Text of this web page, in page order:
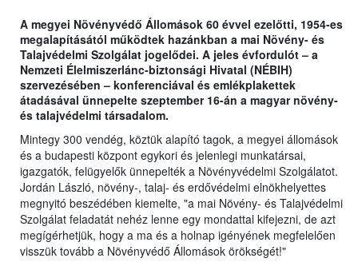
A megyei Növényvédő Állomások 60 évvel ezelőtti, 1954-es
megalapításától működtek hazánkban a mai Növény- és
Talajvédelmi Szolgálat jogelődei. A jeles évfordulót – a
Nemzeti Élelmiszerlánc-biztonsági Hivatal (NÉBIH)
szervezésében – konferenciával és emlékplakettek
átadásával ünnepelte szeptember 16-án a magyar növény-
és talajvédelmi társadalom.
Mintegy 300 vendég, köztük alapító tagok, a megyei állomások
és a budapesti központ egykori és jelenlegi munkatársai,
igazgatók, felügyelők ünnepelték a Növényvédelmi Szolgálatot.
Jordán László, növény-, talaj- és erdővédelmi elnökhelyettes
megnyitó beszédében kiemelte, "a mai Növény- és Talajvédelmi
Szolgálat feladatát nehéz lenne egy mondattal kifejezni, de azt
megígérhetjük, hogy a ma és a holnap igényének megfelelően
visszük tovább a Növényvédő Állomások örökségét!"